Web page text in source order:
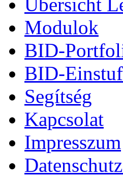
Übersicht
Modulok
BID-
BID-
Segítség
Kapcsolat
Impresszum